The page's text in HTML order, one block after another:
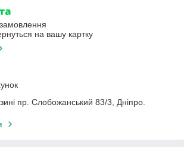
на вашу картку
пр. Слобожанський 83/3, Дніпро.